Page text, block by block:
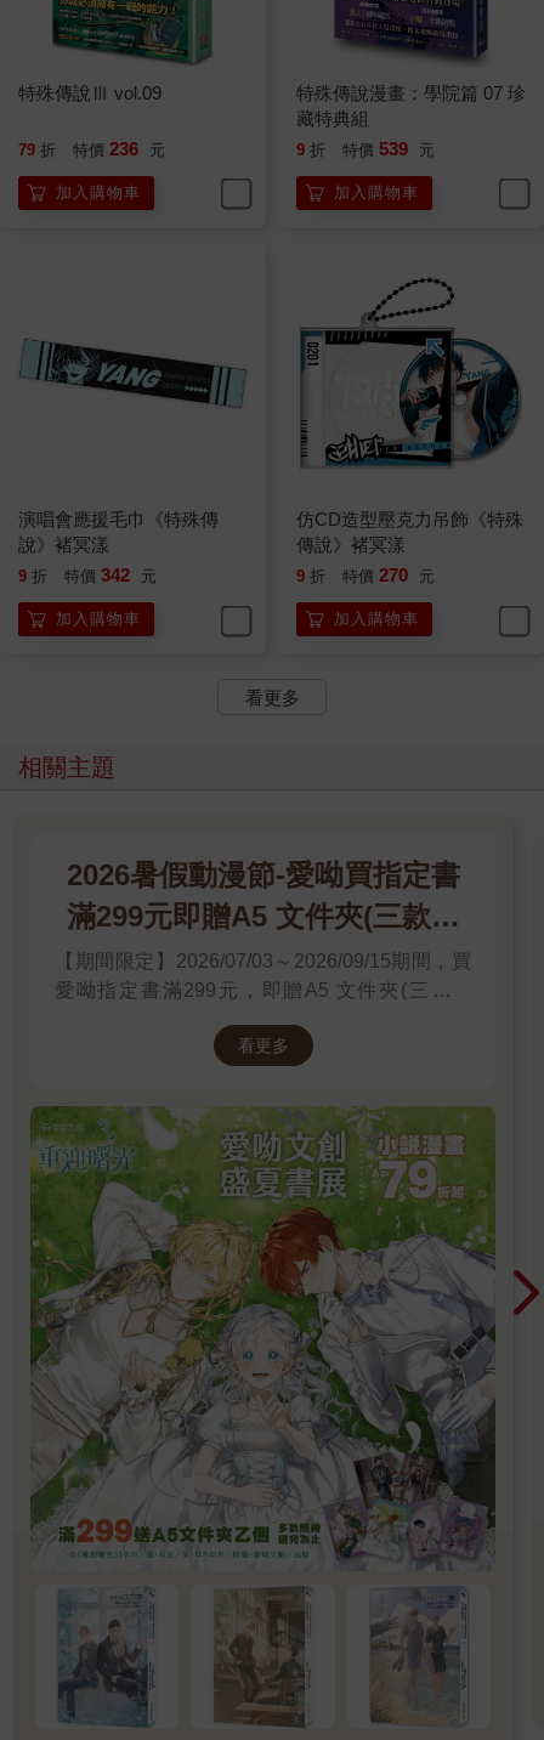
特殊傳說Ⅲ vol.09
79 折 特價 236 元
加入購物車
特殊傳說漫畫：學院篇 07 珍
藏特典組
9 折 特價 539 元
加入購物車
演唱會應援毛巾《特殊傳
說》褚冥漾
9 折 特價 342 元
加入購物車
仿CD造型壓克力吊飾《特殊
傳說》褚冥漾
9 折 特價 270 元
加入購物車
看更多
相關主題
2026暑假動漫節-愛呦買指定書
滿299元即贈A5 文件夾(三款隨
機)
【期間限定】2026/07/03～2026/09/15期間，買
愛呦指定書滿299元，即贈A5 文件夾(三款隨
機)！單筆訂單不累贈，數量有限，送完為止！
看更多